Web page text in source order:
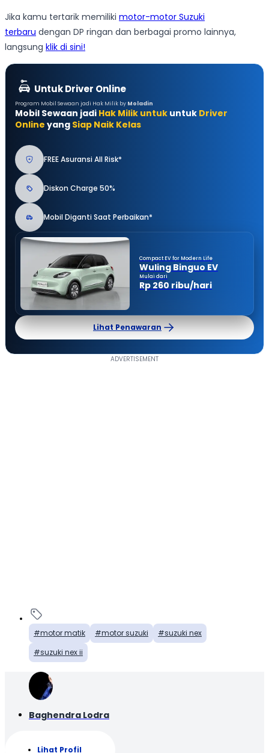
Jika kamu tertarik memiliki motor-motor Suzuki
terbaru dengan DP ringan dan berbagai promo lainnya,
langsung klik di sini!
Untuk Driver Online
Program Mobil Sewaan jadi Hak Milik by Moladin
Mobil Sewaan jadi Hak Milik untuk untuk Driver
Online yang Siap Naik Kelas
FREE Asuransi All Risk*
Diskon Charge 50%
Mobil Diganti Saat Perbaikan*
Compact EV for Modern Life
Wuling Binguo EV
Mulai dari
Rp 260 ribu/hari
Lihat Penawaran
motor matik motor suzuki
suzuki nex
suzuki nex ii
Baghendra Lodra
Lihat Profil